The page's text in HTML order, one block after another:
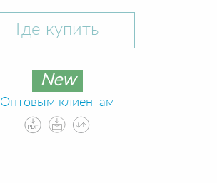
Где купить
New
Оптовым клиентам